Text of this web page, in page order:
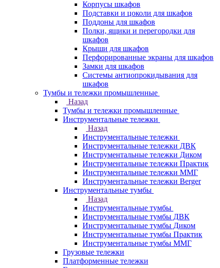
Корпусы шкафов
Подставки и цоколи для шкафов
Поддоны для шкафов
Полки, ящики и перегородки для
шкафов
Крыши для шкафов
Перфорированные экраны для шкафов
Замки для шкафов
Системы антиопрокидывания для
шкафов
Тумбы и тележки промышленные
Назад
Тумбы и тележки промышленные
Инструментальные тележки
Назад
Инструментальные тележки
Инструментальные тележки ДВК
Инструментальные тележки Диком
Инструментальные тележки Практик
Инструментальные тележки ММГ
Инструментальные тележки Berger
Инструментальные тумбы
Назад
Инструментальные тумбы
Инструментальные тумбы ДВК
Инструментальные тумбы Диком
Инструментальные тумбы Практик
Инструментальные тумбы ММГ
Грузовые тележки
Платформенные тележки